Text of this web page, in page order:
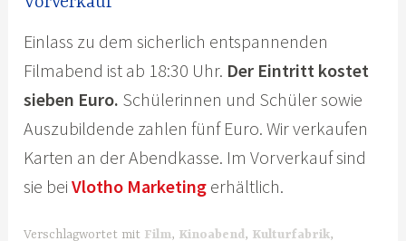
Einlass zu dem sicherlich entspannenden
Filmabend ist ab 18:30 Uhr. Der Eintritt kostet
sieben Euro. Schülerinnen und Schüler sowie
Auszubildende zahlen fünf Euro. Wir verkaufen
Karten an der Abendkasse. Im Vorverkauf sind
sie beiVlotho Marketing erhältlich.
Verschlagwortet mit Film, Kinoabend, Kulturfabrik,